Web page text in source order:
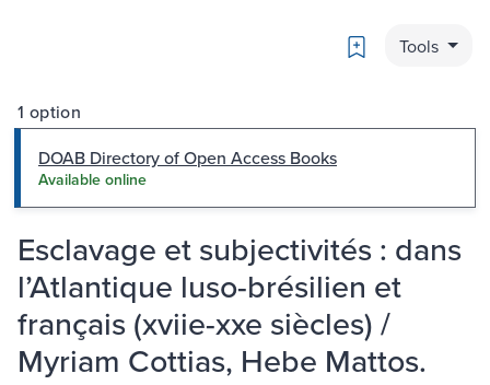
Bookmark
Tools
1 option
DOAB Directory of Open Access Books
Available online
Esclavage et subjectivités : dans
l’Atlantique luso-brésilien et
français (xviie-xxe siècles) /
Myriam Cottias, Hebe Mattos.